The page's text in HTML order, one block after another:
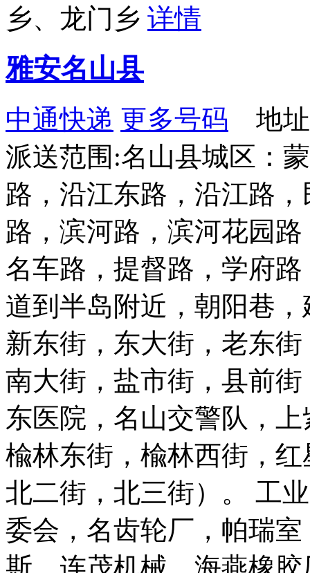
乡、龙门乡 详情
雅安名山县
中通快递 更多号码 地址
派送范围:名山县城区：
路，沿江东路，沿江路
路，滨河路，滨河花园
名车路，提督路，学府
道到半岛附近，朝阳巷
新东街，东大街，老东
南大街，盐市街，县前
东医院，名山交警队，
楡林东街，楡林西街，
北二街，北三街）。 工
委会，名齿轮厂，帕瑞